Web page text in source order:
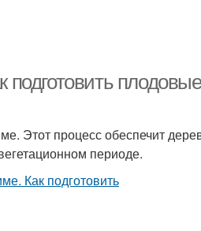
подготовить
Этот процесс обеспечит
периоде.